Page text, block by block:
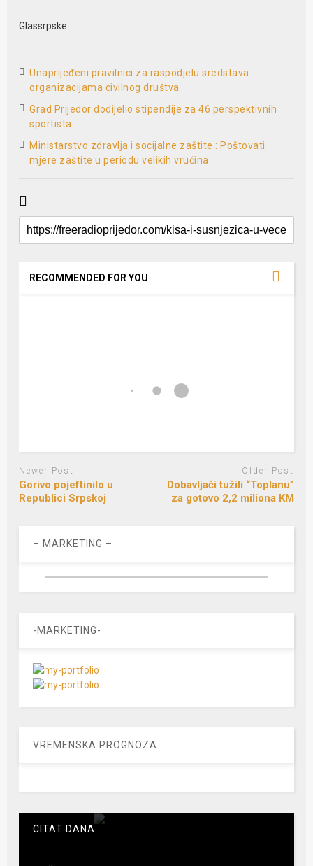
Glassrpske
Unaprijeđeni pravilnici za raspodjelu sredstava
organizacijama civilnog društva
Grad Prijedor dodijelio stipendije za 46 perspektivnih
sportista
Ministarstvo zdravlja i socijalne zaštite : Poštovati
mjere zaštite u periodu velikih vrućina
RECOMMENDED FOR YOU
Newer Post
Gorivo pojeftinilo u
Republici Srpskoj
Older Post
Dobavljači tužili “Toplanu”
za gotovo 2,2 miliona KM
– MARKETING –
-MARKETING-
VREMENSKA PROGNOZA
CITAT DANA